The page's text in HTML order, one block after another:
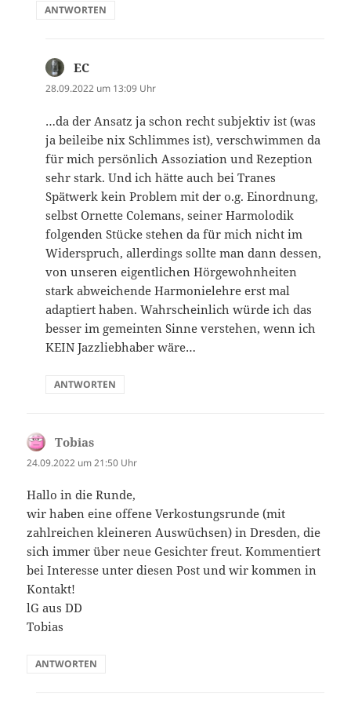
ANTWORTEN
EC
28.09.2022 um 13:09 Uhr
…da der Ansatz ja schon recht subjektiv ist (was
ja beileibe nix Schlimmes ist), verschwimmen da
für mich persönlich Assoziation und Rezeption
sehr stark. Und ich hätte auch bei Tranes
Spätwerk kein Problem mit der o.g. Einordnung,
selbst Ornette Colemans, seiner Harmolodik
folgenden Stücke stehen da für mich nicht im
Widerspruch, allerdings sollte man dann dessen,
von unseren eigentlichen Hörgewohnheiten
stark abweichende Harmonielehre erst mal
adaptiert haben. Wahrscheinlich würde ich das
besser im gemeinten Sinne verstehen, wenn ich
KEIN Jazzliebhaber wäre…
ANTWORTEN
Tobias
24.09.2022 um 21:50 Uhr
Hallo in die Runde,
wir haben eine offene Verkostungsrunde (mit
zahlreichen kleineren Auswüchsen) in Dresden, die
sich immer über neue Gesichter freut. Kommentiert
bei Interesse unter diesen Post und wir kommen in
Kontakt!
lG aus DD
Tobias
ANTWORTEN